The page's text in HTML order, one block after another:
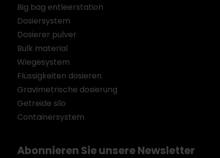
Big bag entleerstation
Dosiersystem
Dosierer pulver
Bulk material
Wiegesystem
Flüssigkeiten dosieren
Gravimetrische dosierung
Getreide silo
Containersystem
Abonnieren Sie unsere Newsletter